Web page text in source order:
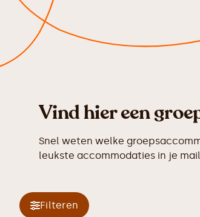
Vind hier een
Snel weten welke
leukste accommodaties in je
Filteren